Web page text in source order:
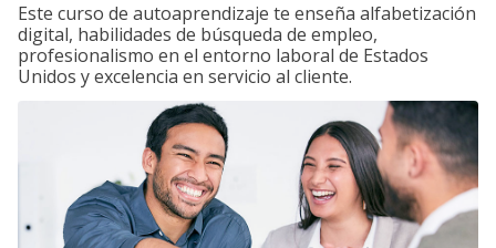
Este curso de autoaprendizaje te enseña alfabetización
digital, habilidades de búsqueda de empleo,
profesionalismo en el entorno laboral de Estados
Unidos y excelencia en servicio al cliente.